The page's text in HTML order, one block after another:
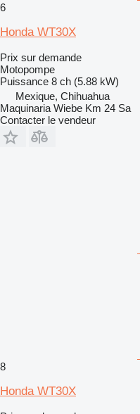
6
Honda WT30X
Prix sur demande
Motopompe
Puissance 8 ch (5.88 kW)
Mexique, Chihuahua
Maquinaria Wiebe Km 24 Sa
Contacter le vendeur
8
Honda WT30X